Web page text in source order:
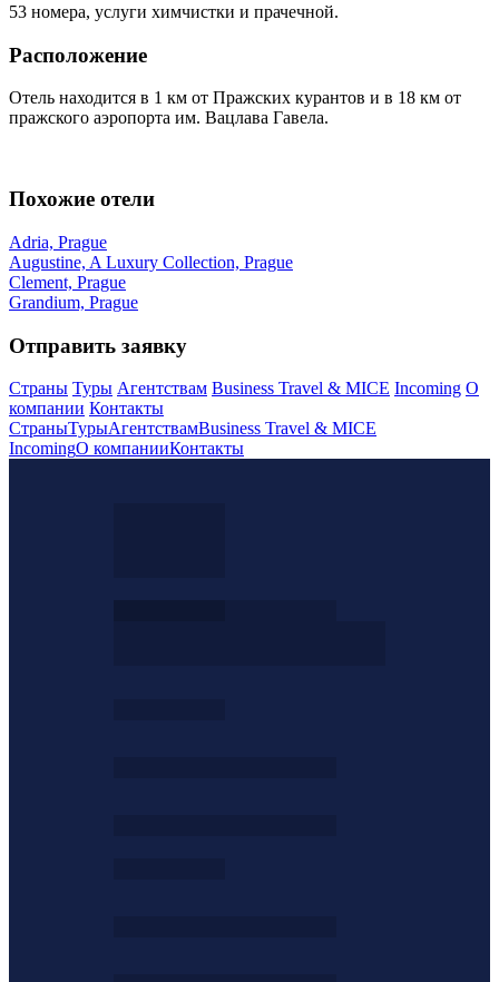
53 номера, услуги химчистки и прачечной.
Расположение
Отель находится в 1 км от Пражских курантов и в 18 км от
пражского аэропорта им. Вацлава Гавела.
Похожие отели
Adria, Prague
Augustine, A Luxury Collection, Prague
Clement, Prague
Grandium, Prague
Отправить заявку
Страны Туры Агентствам Business Travel & MICE Incoming О
компании Контакты
СтраныТурыАгентствамBusiness Travel & MICE
IncomingО компанииКонтакты